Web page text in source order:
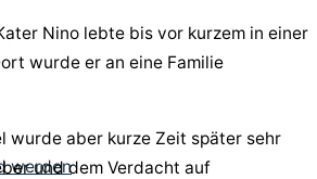
werden
Nino lebte bis vor kurzem in einer
wurde er an eine Familie
wurde aber kurze Zeit später sehr
und dem Verdacht auf